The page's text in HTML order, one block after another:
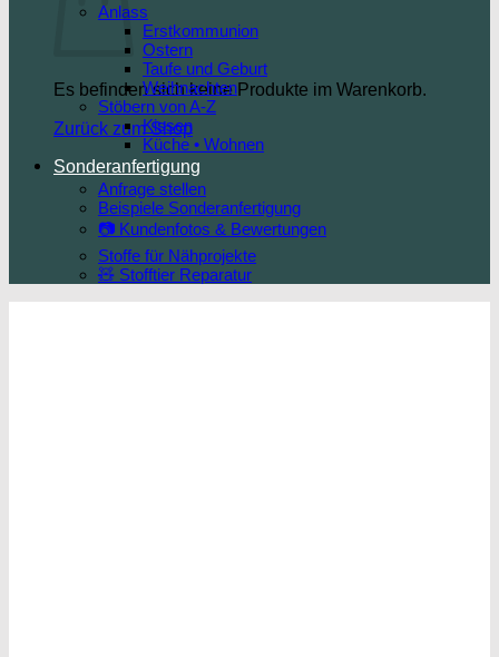
Es befinden sich keine Produkte im Warenkorb.
Zurück zum Shop
Anlass
Erstkommunion
Ostern
Taufe und Geburt
Weihnachten
Stöbern von A-Z
Kissen
Küche • Wohnen
Sonderanfertigung
Anfrage stellen
Beispiele Sonderanfertigung
📷 Kundenfotos & Bewertungen
Stoffe für Nähprojekte
🧸 Stofftier Reparatur